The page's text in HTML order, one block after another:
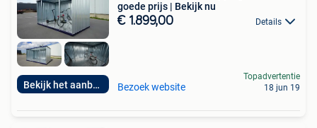
Bekijk het aanbod!
goede prijs | Bekijk nu
€ 1.899,00 Details
Bezoek website
Topadvertentie
18 jun 19